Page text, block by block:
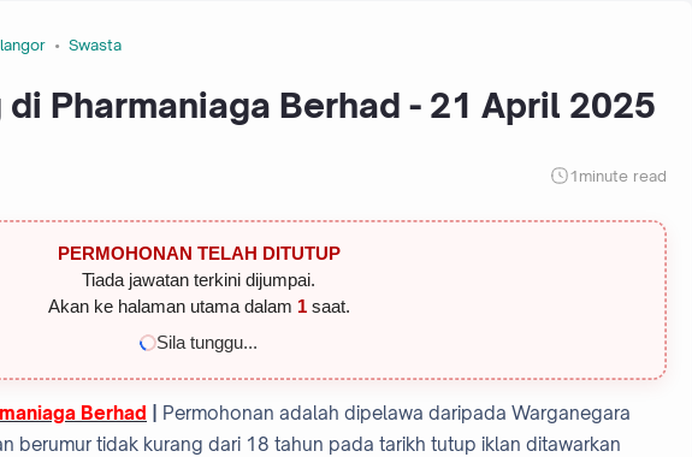
Swasta
di Pharmaniaga Berhad - 21 April 2025
1minute read
PERMOHONAN TELAH DITUTUP
Tiada jawatan terkini dijumpai.
Akan ke halaman utama dalam 1saat.
Sila tunggu...
Berhad
Permohonan adalah dipelawa daripada Warganegara
berumur tidak kurang dari 18 tahun pada tarikh tutup iklan ditawarkan